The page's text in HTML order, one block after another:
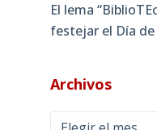
El lema
festejar el Día
Archivos
Archivos